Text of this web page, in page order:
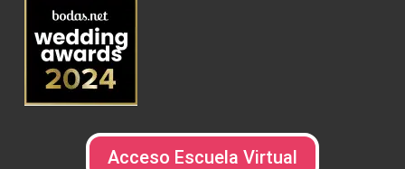
Acceso Escuela Virtual